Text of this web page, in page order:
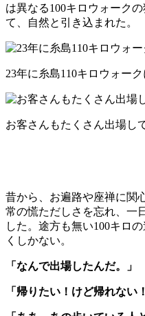
は異なる100キロウォーク
て、自然と引き込まれた。
23年に糸島110キロウォー
お客さんもたくさん出場し
昔から、お遍路や座禅に関
常の慌ただしさを忘れ、一
した。途方も無い100キロ
くしかない。
「なんで出場したんだ。」
「帰りたい！けど帰れない